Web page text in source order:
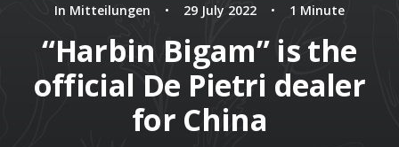
UM RAT FRAGEN
In Mitteilungen • 29 July 2022 • 1 Minute
“Harbin Bigam” is the
official De Pietri dealer
for China